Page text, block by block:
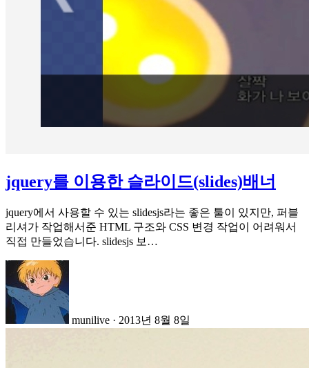
jquery를 이용한 슬라이드(slides)배너
jquery에서 사용할 수 있는 slidesjs라는 좋은 툴이 있지만, 퍼블
리셔가 작업해서준 HTML 구조와 CSS 변경 작업이 어려워서
직접 만들었습니다. slidesjs 보…
munilive · 2013년 8월 8일